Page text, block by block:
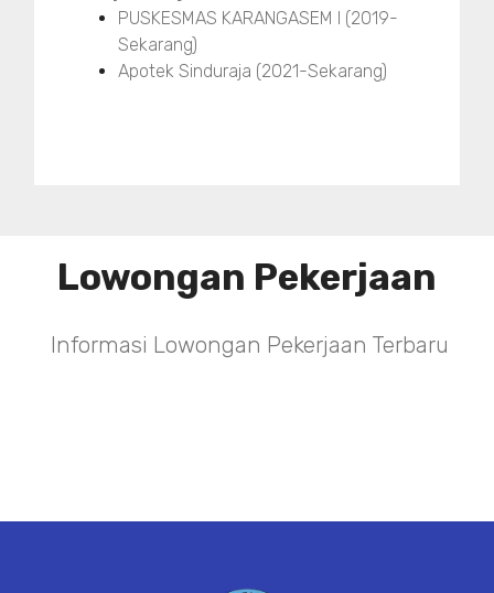
PUSKESMAS KARANGASEM I (2019-
Sekarang)
Apotek Sinduraja (2021-Sekarang)
Lowongan Pekerjaan
Informasi Lowongan Pekerjaan Terbaru